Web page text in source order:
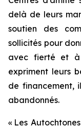
delà de leurs
soutien des
sollicités pour
avec fierté et à
expriment leurs
de financement,
abandonnés.
« Les